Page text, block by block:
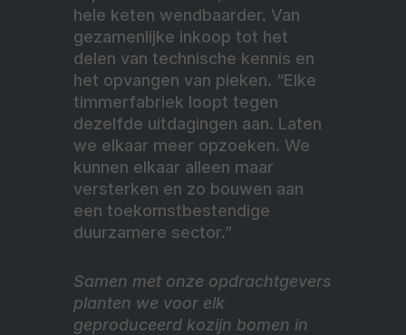
hele keten wendbaarder. Van
gezamenlijke inkoop tot het
delen van technische kennis en
het opvangen van pieken. “Elke
timmerfabriek loopt tegen
dezelfde uitdagingen aan. Laten
we elkaar meer opzoeken. We
kunnen elkaar alleen maar
versterken en zo bouwen aan
een toekomstbestendige
duurzamere sector.”
Samen met onze opdrachtgevers
planten we voor elk
geproduceerd kozijn bomen in